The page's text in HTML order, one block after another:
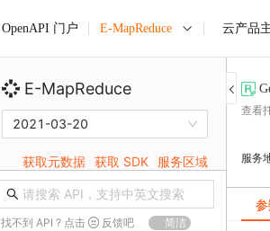
OpenAPI 门户 E-MapReduce 云产品
E-MapReduce
2021-03-20
获取元数据 获取 SDK 服务区域
找不到 API ? 点击 反馈吧 简洁
查看
服务